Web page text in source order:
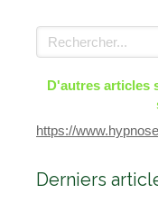
Rechercher
D'autres articles
https://
Derniers